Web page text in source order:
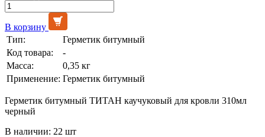
В корзину
Тип:
Герметик битумный
Код товара:
-
Масса:
0,35 кг
Применение: Герметик битумный
Герметик битумный ТИТАН каучуковый для кровли 310мл
черный
В наличии: 22 шт